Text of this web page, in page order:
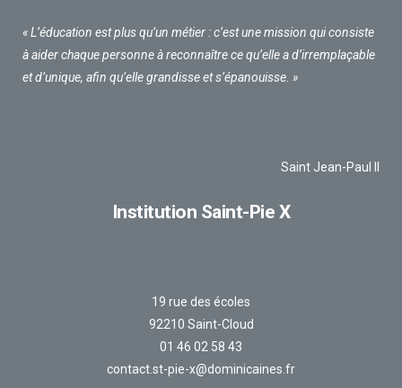
« L’éducation est plus qu’un métier : c’est une mission qui consiste
à aider chaque personne à reconnaître ce qu’elle a d’irremplaçable
et d’unique, afin qu’elle grandisse et s’épanouisse. »
Saint Jean-Paul II
Institution Saint-Pie X
19 rue des écoles
92210 Saint-Cloud
01 46 02 58 43
contact.st-pie-x@dominicaines.fr